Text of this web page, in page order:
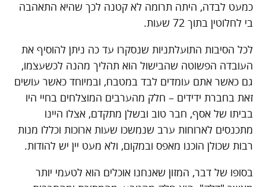
כמעט לבדה, היתה תרומה לא קטנה לכך שהיא התאהבה
בי לחלוטין בתוך 72 שעות.
לכל הסיבות התועלתניות שנסקרו עד כה ניתן להוסיף את
העובדה הפשוטה שהבישול הוא תהליך מהנה לכשעצמו,
גם כאשר אתם עומדים לבד במטבח, ובמיוחד כאשר עושים
זאת בחברת ידידים – חלק מהערבים המוצלחים בחיי היו
בביתו של אסף, חבר טוב ובשלן מתקדם, אצלו היינו
מתכנסים לארוחות ערב שנמשכו שעות ארוכות וכללו מנות
רבות שכולן הוכנו מאפס ובמקום, ולא מעט יין יש להודות.
בסופו של דבר, המזון שאנחנו אוכלים הוא לטעמי יותר